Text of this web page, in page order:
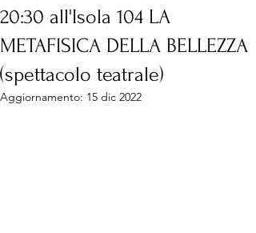
20:30 all'Isola 104 LA
METAFISICA DELLA BELLEZZA
(spettacolo teatrale)
Aggiornamento: 15 dic 2022